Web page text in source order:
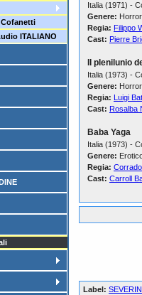
ITALIANO
Italia (1971) -
Genere: Horror
Regia: Filippo
Cast: Pierre
Il plenilunio
Italia (1973) -
Genere: Horror
Regia: Luigi
Cast: Rosalba
Baba Yaga
Italia (1973) -
Genere:
Regia:
Cast: Carroll
Label: SEVERIN